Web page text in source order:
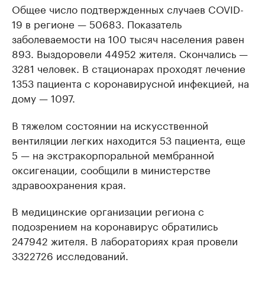
Общее число подтвержденных случаев COVID-
19 в регионе — 50683. Показатель
заболеваемости на 100 тысяч населения равен
893. Выздоровели 44952 жителя. Скончались —
3281 человек. В стационарах проходят лечение
1353 пациента с коронавирусной инфекцией, на
дому — 1097.
В тяжелом состоянии на искусственной
вентиляции легких находится 53 пациента, еще
5 — на экстракорпоральной мембранной
оксигенации, сообщили в министерстве
здравоохранения края.
В медицинские организации региона с
подозрением на коронавирус обратились
247942 жителя. В лабораториях края провели
3322726 исследований.